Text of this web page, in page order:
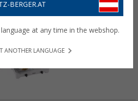
BERGER.AT
at any time in the webshop.
ANOTHER LANGUAGE